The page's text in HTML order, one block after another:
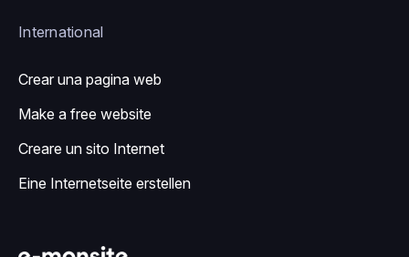
International
Crear una pagina web
Make a free website
Creare un sito Internet
Eine Internetseite erstellen